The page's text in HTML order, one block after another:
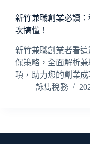
新竹兼職創業必讀
次搞懂！
新竹兼職創業者看
保策略，全面解析
項，助力您的創業成
詠雋稅務